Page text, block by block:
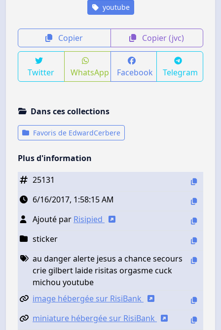
youtube
Copier Copier (jvc)
Twitter WhatsApp Facebook Telegram
Dans ces collections
Favoris de EdwardCerbere
Plus d'information
25131
6/16/2017, 1:58:15 AM
Ajouté par Risipied
sticker
au danger alerte jesus a chance secours
crie gilbert laide risitas orgasme cuck
michou youtube
image hébergée sur RisiBank
miniature hébergée sur RisiBank